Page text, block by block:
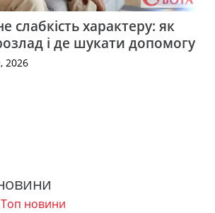
слабкість характеру: як
і де шукати допомогу
2026
Топ новини